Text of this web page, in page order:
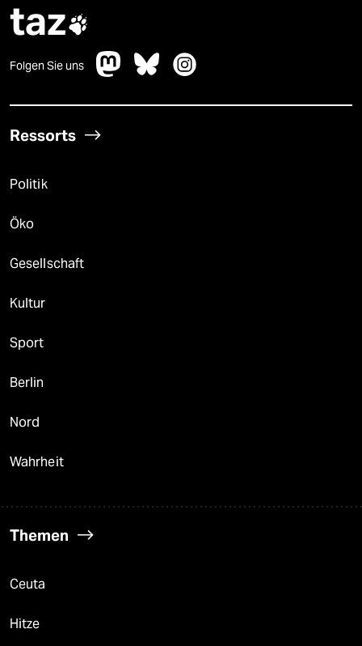
taz
Folgen Sie uns
Ressorts
Politik
Öko
Gesellschaft
Kultur
Sport
Berlin
Nord
Wahrheit
Themen
Ceuta
Hitze